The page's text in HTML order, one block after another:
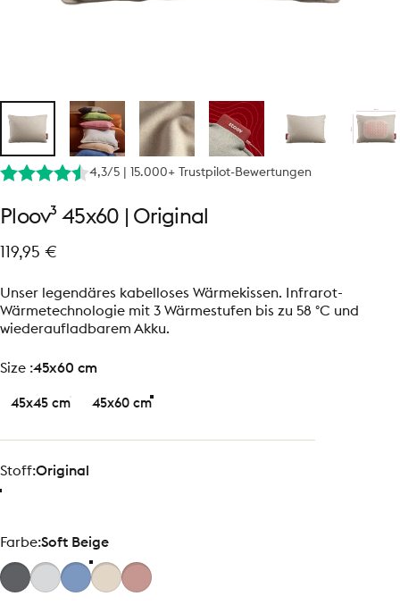
4,3/5 | 15.000+ Trustpilot-Bewertungen
Ploov³ 45x60 Original
119,95 €
Unser legendäres kabelloses Wärmekissen. Infrarot-
Wärmetechnologie mit 3 Wärmestufen bis zu 58 °C und
wiederaufladbarem Akku.
size
Size :45x60 cm
45x45 cm 45x60 cm
Stoff
Stoff:Original
Farbe
Farbe:Soft Beige